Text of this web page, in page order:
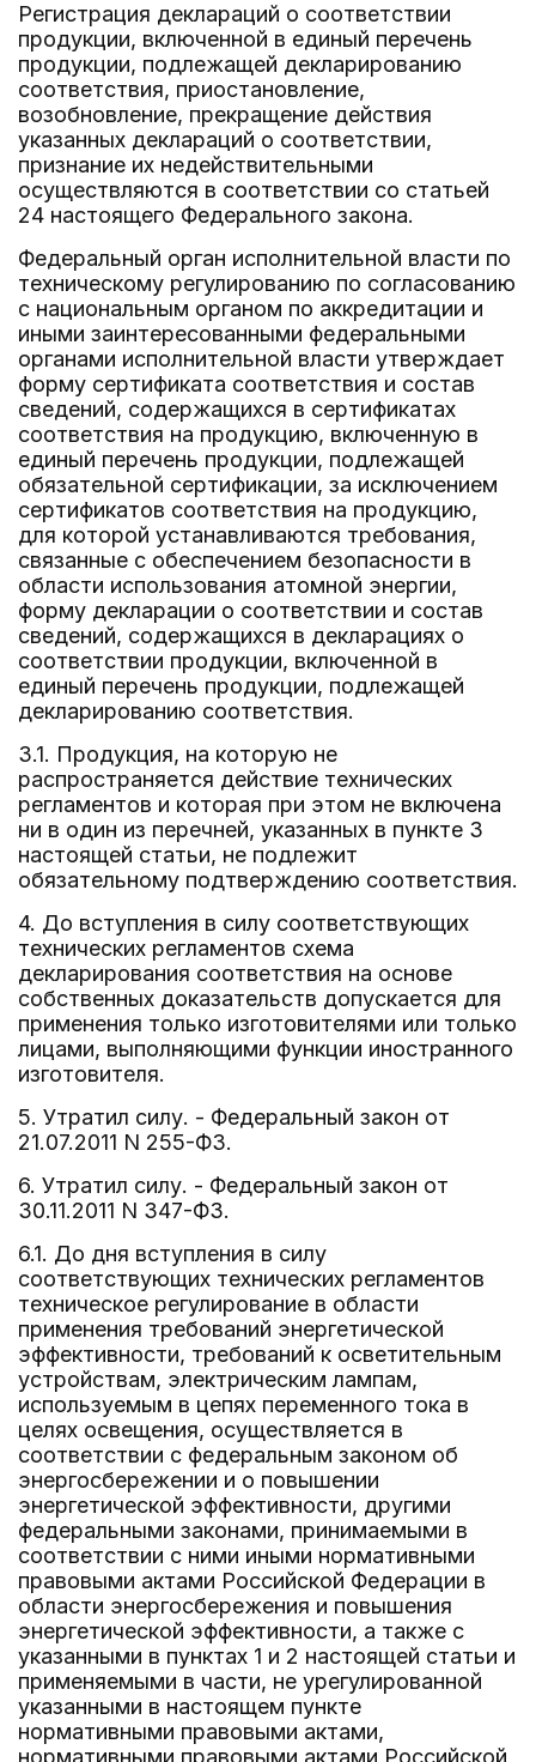
Регистрация деклараций о соответствии
продукции, включенной в единый перечень
продукции, подлежащей декларированию
соответствия, приостановление,
возобновление, прекращение действия
указанных деклараций о соответствии,
признание их недействительными
осуществляются в соответствии со статьей
24 настоящего Федерального закона.
Федеральный орган исполнительной власти по
техническому регулированию по согласованию
с национальным органом по аккредитации и
иными заинтересованными федеральными
органами исполнительной власти утверждает
форму сертификата соответствия и состав
сведений, содержащихся в сертификатах
соответствия на продукцию, включенную в
единый перечень продукции, подлежащей
обязательной сертификации, за исключением
сертификатов соответствия на продукцию,
для которой устанавливаются требования,
связанные с обеспечением безопасности в
области использования атомной энергии,
форму декларации о соответствии и состав
сведений, содержащихся в декларациях о
соответствии продукции, включенной в
единый перечень продукции, подлежащей
декларированию соответствия.
3.1. Продукция, на которую не
распространяется действие технических
регламентов и которая при этом не включена
ни в один из перечней, указанных в пункте 3
настоящей статьи, не подлежит
обязательному подтверждению соответствия.
4. До вступления в силу соответствующих
технических регламентов схема
декларирования соответствия на основе
собственных доказательств допускается для
применения только изготовителями или только
лицами, выполняющими функции иностранного
изготовителя.
5. Утратил силу. - Федеральный закон от
21.07.2011 N 255-ФЗ.
6. Утратил силу. - Федеральный закон от
30.11.2011 N 347-ФЗ.
6.1. До дня вступления в силу
соответствующих технических регламентов
техническое регулирование в области
применения требований энергетической
эффективности, требований к осветительным
устройствам, электрическим лампам,
используемым в цепях переменного тока в
целях освещения, осуществляется в
соответствии с федеральным законом об
энергосбережении и о повышении
энергетической эффективности, другими
федеральными законами, принимаемыми в
соответствии с ними иными нормативными
правовыми актами Российской Федерации в
области энергосбережения и повышения
энергетической эффективности, а также с
указанными в пунктах 1 и 2 настоящей статьи и
применяемыми в части, не урегулированной
указанными в настоящем пункте
нормативными правовыми актами,
нормативными правовыми актами Российской